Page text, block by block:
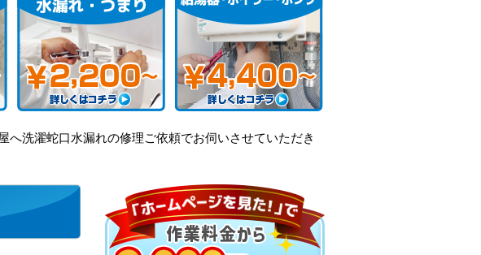
へ洗濯蛇口水漏れの修理ご依頼でお伺いさせていただき